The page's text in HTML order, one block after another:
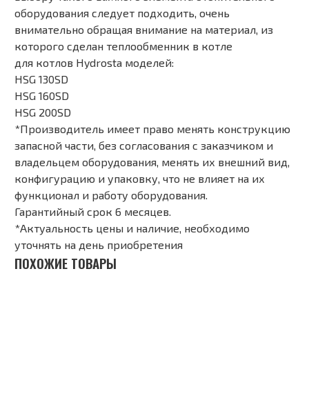
оборудования следует подходить, очень
внимательно обращая внимание на материал, из
которого сделан теплообменник в котле
для котлов Hydrosta моделей:
HSG 130SD
HSG 160SD
HSG 200SD
*Производитель имеет право менять конструкцию
запасной части, без согласования с заказчиком и
владельцем оборудования, менять их внешний вид,
конфигурацию и упаковку, что не влияет на их
функционал и работу оборудования.
Гарантийный срок 6 месяцев.
*Актуальность цены и наличие, необходимо
уточнять на день приобретения
ПОХОЖИЕ ТОВАРЫ